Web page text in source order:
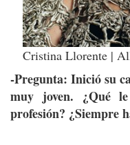
Cristina Llorente |
-Pregunta: Inició su
muy joven. ¿Qué
profesión? ¿Siempre